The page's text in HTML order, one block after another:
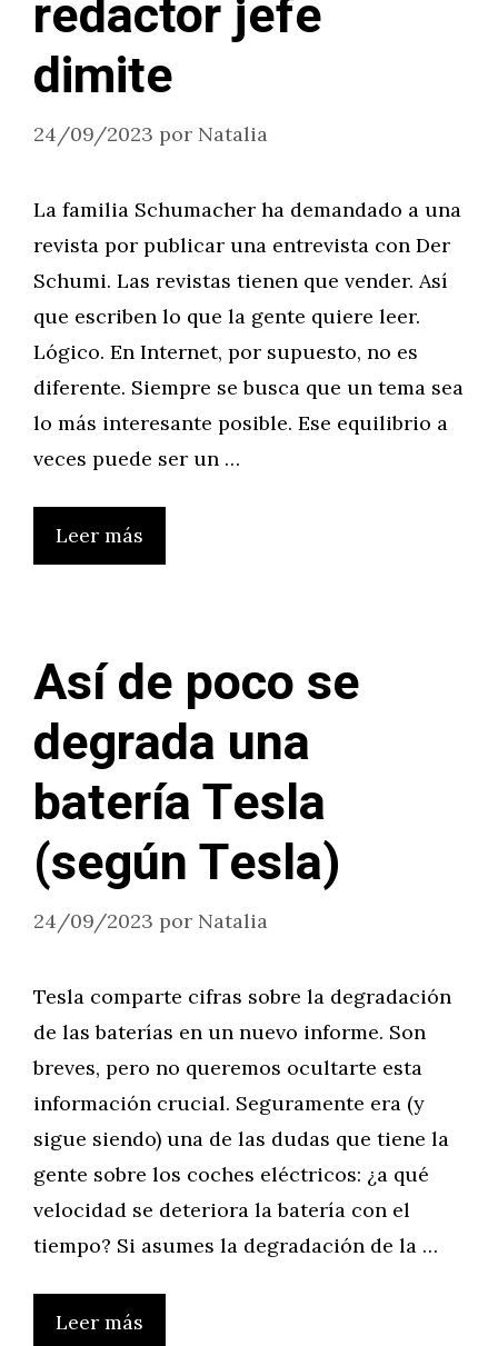
redactor jefe
dimite
24/09/2023 por Natalia
La familia Schumacher ha demandado a una
revista por publicar una entrevista con Der
Schumi. Las revistas tienen que vender. Así
que escriben lo que la gente quiere leer.
Lógico. En Internet, por supuesto, no es
diferente. Siempre se busca que un tema sea
lo más interesante posible. Ese equilibrio a
veces puede ser un …
Leer más
Así de poco se
degrada una
batería Tesla
(según Tesla)
24/09/2023 por Natalia
Tesla comparte cifras sobre la degradación
de las baterías en un nuevo informe. Son
breves, pero no queremos ocultarte esta
información crucial. Seguramente era (y
sigue siendo) una de las dudas que tiene la
gente sobre los coches eléctricos: ¿a qué
velocidad se deteriora la batería con el
tiempo? Si asumes la degradación de la …
Leer más